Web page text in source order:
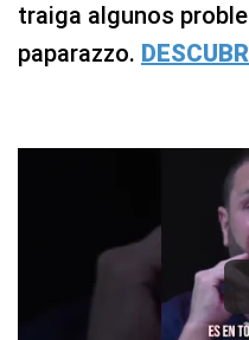
traiga algunos
paparazzo.